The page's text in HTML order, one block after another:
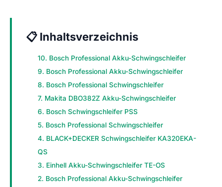
📋 Inhaltsverzeichnis
10. Bosch Professional Akku-Schwingschleifer
9. Bosch Professional Akku-Schwingschleifer
8. Bosch Professional Schwingschleifer
7. Makita DBO382Z Akku-Schwingschleifer
6. Bosch Schwingschleifer PSS
5. Bosch Professional Schwingschleifer
4. BLACK+DECKER Schwingschleifer KA320EKA-
QS
3. Einhell Akku-Schwingschleifer TE-OS
2. Bosch Professional Akku-Schwingschleifer